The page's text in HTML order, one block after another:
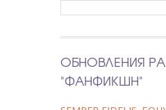
ОБНОВЛЕНИЯ
"ФАНФИКШН"